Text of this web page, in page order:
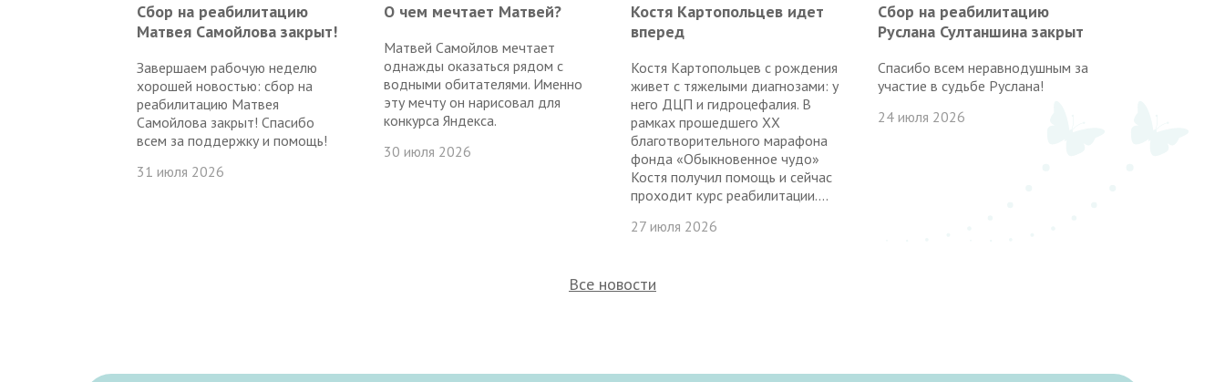
Сбор на реабилитацию
Матвея Самойлова закрыт!
Завершаем рабочую неделю
хорошей новостью: сбор на
реабилитацию Матвея
Самойлова закрыт! Спасибо
всем за поддержку и помощь!
31 июля 2026
О чем мечтает Матвей?
Матвей Самойлов мечтает
однажды оказаться рядом с
водными обитателями. Именно
эту мечту он нарисовал для
конкурса Яндекса.
30 июля 2026
Костя Картопольцев идет
вперед
Костя Картопольцев с рождения
живет с тяжелыми диагнозами: у
него ДЦП и гидроцефалия. В
рамках прошедшего ХХ
благотворительного марафона
фонда «Обыкновенное чудо»
Костя получил помощь и сейчас
проходит курс реабилитации....
27 июля 2026
Сбор на реабилитацию
Руслана Султаншина закрыт
Спасибо всем неравнодушным за
участие в судьбе Руслана!
24 июля 2026
Все новости